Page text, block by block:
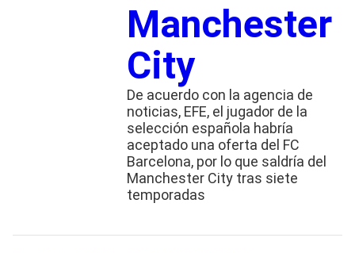
Manchester
City
De acuerdo con la agencia de
noticias, EFE, el jugador de la
selección española habría
aceptado una oferta del FC
Barcelona, por lo que saldría del
Manchester City tras siete
temporadas